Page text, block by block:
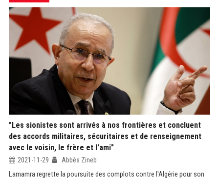
"Les sionistes sont arrivés à nos frontières et concluent
des accords militaires, sécuritaires et de renseignement
avec le voisin, le frère et l'ami"
2021-11-29 Abbès Zineb
Lamamra regrette la poursuite des complots contre l'Algérie pour son